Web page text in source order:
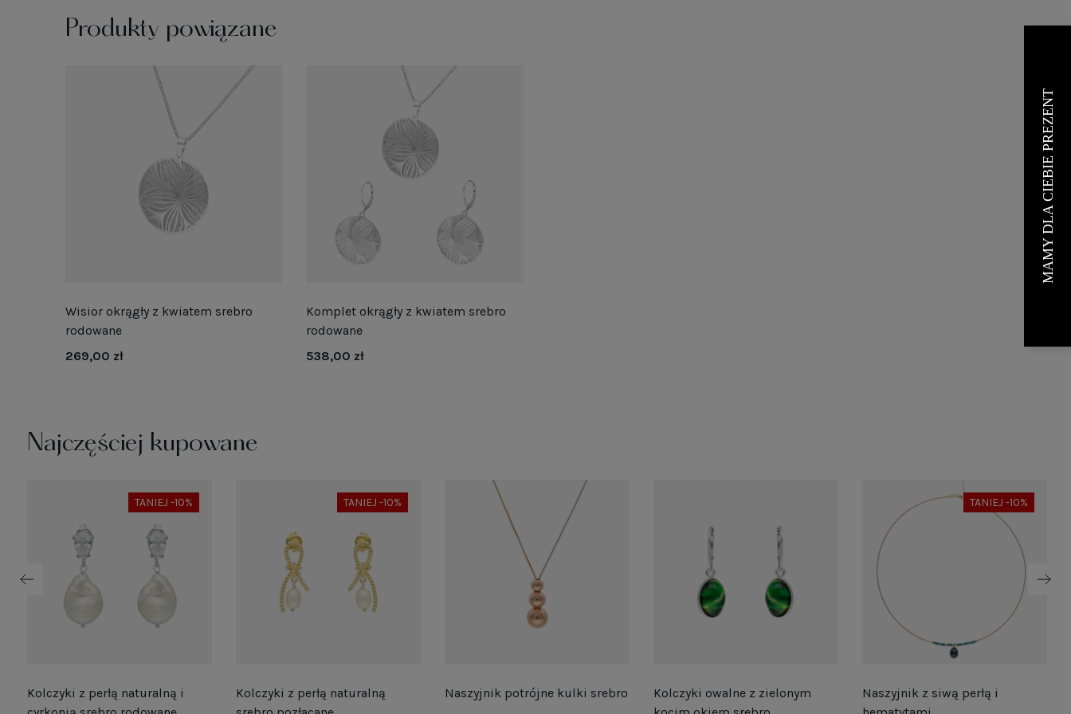
Produkty powiązane
Wisior okrągły z kwiatem srebro
rodowane
269,00 zł
Komplet okrągły z kwiatem srebro
rodowane
538,00 zł
Najczęściej kupowane
TANIEJ -10%
Kolczyki z perłą naturalną i
TANIEJ -10%
Kolczyki z perłą naturalną
Naszyjnik potrójne kulki srebro
Kolczyki owalne z zielonym
TANIEJ -10%
Naszyjnik z siwą perłą i